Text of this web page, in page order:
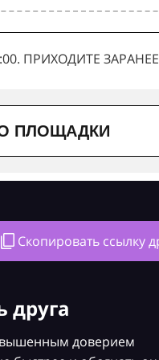
ПРИХОДИТЕ ЗАРАНЕЕ
ПЛОЩАДКИ
Скопировать ссылку
друга
доверием